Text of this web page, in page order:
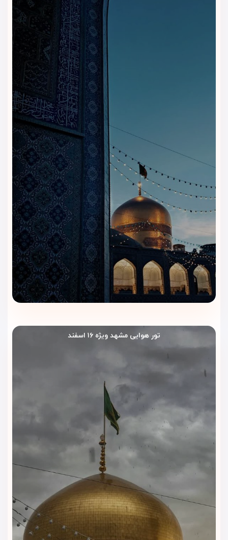
هتل برای زائرانی مناسب است که می‌خواهند اقامتی اقتصادی،
منظم و خوش‌مسیر در مشهد تجربه کنند و دسترسی راحتی به
قیمت‌گذاری شفاف و قابل بررسی
ویداگشت قیمت، نوع اتاق، خدمات هتل و شرایط رزرو را شفاف
بررسی می‌کند. شما قبل از قطعی کردن سفر، گزینه‌های موجود را
می‌بینید و متناسب با بودجه و تاریخ سفر خود تصمیم می‌گیرید.
راهنمایی برای انتخاب اتاق مناسب
اتاق‌های دو تخته، سه تخته و کانکت هرکدام برای نوع خاصی از
سفر مناسب هستند. کارشناسان ویداگشت با توجه به تعداد
نفرات، مدت اقامت و هدف سفر، گزینه مناسب‌تری به شما پیشنهاد
می‌دهند.
مناسب برای سفر زیارتی به مشهد
اگر هدف اصلی شما زیارت حرم امام رضا و اقامت راحت در مشهد
است، ویداگشت موقعیت هتل، مسیرهای رفت‌وآمد و شرایط اقامت
را بررسی می‌کند تا انتخابی بهتر داشته باشید.
رزرو سریع و بدون دردسر
با ویداگشت، روند رزرو هتل ساده‌تر انجام می‌شود. کارشناسان
شما سریع‌تر و منظم‌تر پیش برود.
پشتیبانی فارسی قبل و حین سفر
ویداگشت قبل از سفر و در طول اقامت کنار شما می‌ماند. در صورت
نیاز به راهنمایی، پیگیری یا هماهنگی‌های ضروری، می‌توانید با
کارشناسان ویداگشت در ارتباط باشید.
برای رزرو هتل ساوین مشهد و دریافت مشاوره درباره بهترین
اتاق، تاریخ سفر و شرایط اقامت، با کارشناسان ویداگشت تماس
بگیرید.
تور هوایی مشهد ویژه ۱۶ اسفند